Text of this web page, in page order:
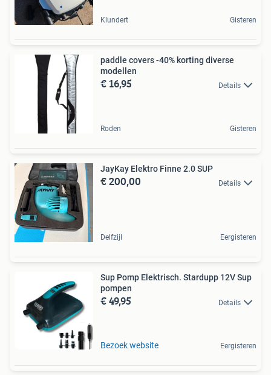
Klundert Gisteren
paddle covers -40% korting diverse
modellen
€ 16,95 Details
Roden Gisteren
JayKay Elektro Finne 2.0 SUP
€ 200,00 Details
Delfzijl Eergisteren
Sup Pomp Elektrisch. Stardupp 12V Sup
pompen
€ 49,95 Details
Bezoek website Eergisteren